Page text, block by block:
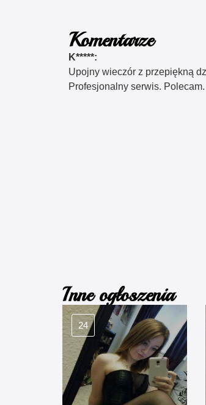
Komentarze
K*****:
Upojny wieczór z przepiękną
Profesjonalny serwis. Polecam.
Inne ogłoszenia
24